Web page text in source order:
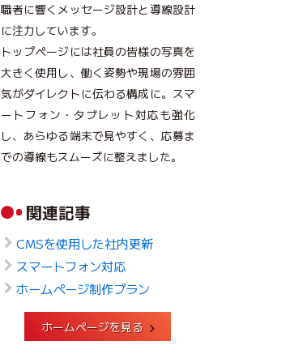
職者に響くメッセージ設計と導線設計
に注力しています。
トップページには社員の皆様の写真を
大きく使用し、働く姿勢や現場の雰囲
気がダイレクトに伝わる構成に。スマ
ートフォン・タブレット対応も強化
し、あらゆる端末で見やすく、応募ま
での導線もスムーズに整えました。
関連記事
CMSを使用した社内更新
スマートフォン対応
ホームページ制作プラン
ホームページを見る